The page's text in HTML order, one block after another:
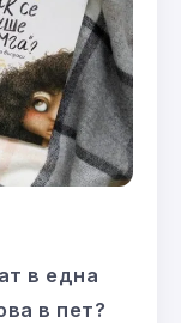
в една
в пет?